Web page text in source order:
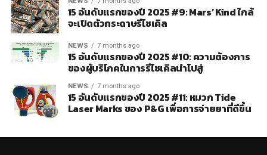
15 อันดับแรกของปี 2025 #9: Mars’ Kind ใกล้
จะเปิดตัวกระดาษรีไซเคิล
NEWS 7 months ago
15 อันดับแรกของปี 2025 #10: ความต้องการ
ของผู้บริโภคในการรีไซเคิลนำไปสู่
NEWS 7 months ago
15 อันดับแรกของปี 2025 #11: หมวก Tide
Laser Marks ของ P&G เพื่อการจ่ายยาที่ดีขึ้น